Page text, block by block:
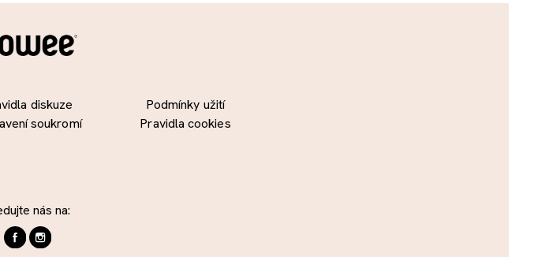
diskuze
soukromí
Podmínky užití
Pravidla cookies
nás na: